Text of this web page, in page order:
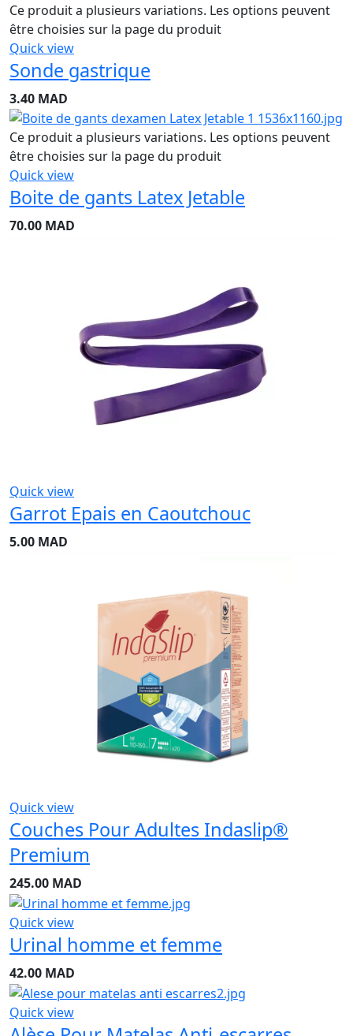
Ce produit a plusieurs variations. Les options peuvent
être choisies sur la page du produit
Quick view
Sonde gastrique
3.40 MAD
Ce produit a plusieurs variations. Les options peuvent
être choisies sur la page du produit
Quick view
Boite de gants Latex Jetable
70.00 MAD
Quick view
Garrot Epais en Caoutchouc
5.00 MAD
Quick view
Couches Pour Adultes Indaslip®
Premium
245.00 MAD
Quick view
Urinal homme et femme
42.00 MAD
Quick view